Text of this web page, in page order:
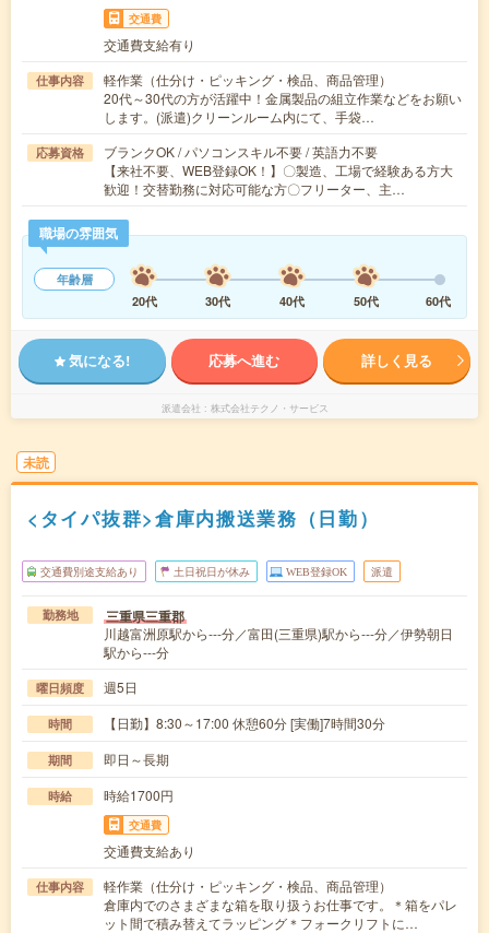
交通費
交通費支給有り
仕事内容
軽作業（仕分け・ピッキング・検品、商品管理）
20代～30代の方が活躍中！金属製品の組立作業などをお願い
します。(派遣)クリーンルーム内にて、手袋…
応募資格
ブランクOK / パソコンスキル不要 / 英語力不要
【来社不要、WEB登録OK！】〇製造、工場で経験ある方大
歓迎！交替勤務に対応可能な方〇フリーター、主…
職場の雰囲気
年齢層
20代
30代 40代 50代 60代
気になる! 応募へ進む 詳しく見る
派遣会社 株式会社テクノ・サービス
未読
<タイパ抜群>倉庫内搬送業務（日勤）
交通費別途支給あり 土日祝日が休み WEB登録OK 派遣
勤務地 三重県三重郡
川越富洲原駅から---分／富田(三重県)駅から---分／伊勢朝日
駅から---分
曜日頻度 週5日
時間 【日勤】8:30～17:00 休憩60分 [実働]7時間30分
期間 即日～長期
時給 時給1700円
交通費
交通費支給あり
仕事内容
軽作業（仕分け・ピッキング・検品、商品管理）
倉庫内でのさまざまな箱を取り扱うお仕事です。＊箱をパレ
ット間で積み替えてラッピング＊フォークリフトに…